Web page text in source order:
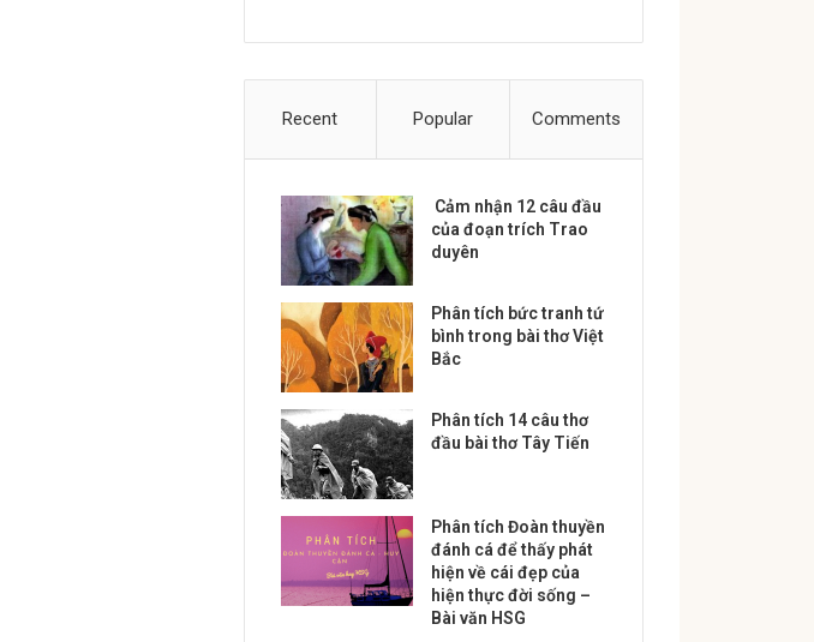
Recent Popular Comments
Cảm nhận 12 câu đầu
của đoạn trích Trao
duyên
Phân tích bức tranh tứ
bình trong bài thơ Việt
Bắc
Phân tích 14 câu thơ
đầu bài thơ Tây Tiến
Phân tích Đoàn thuyền
đánh cá để thấy phát
hiện về cái đẹp của
hiện thực đời sống –
Bài văn HSG